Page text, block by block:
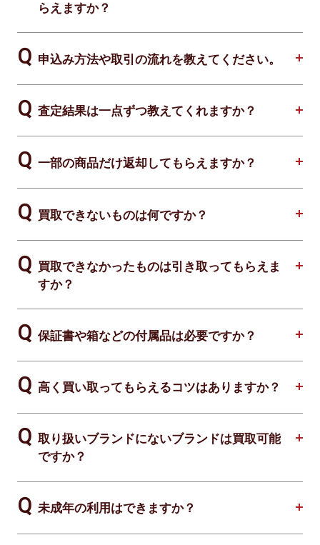
らえますか？
申込み方法や取引の流れを教えてください。
査定結果は一点ずつ教えてくれますか？
一部の商品だけ返却してもらえますか？
買取できないものは何ですか？
買取できなかったものは引き取ってもらえま
すか？
保証書や箱などの付属品は必要ですか？
高く買い取ってもらえるコツはありますか？
取り扱いブランドにないブランドは買取可能
ですか？
未成年の利用はできますか？